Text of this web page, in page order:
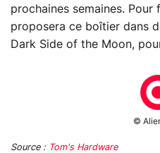
prochaines semaines. Pour
proposera ce boîtier dans
Dark Side of the Moon,
©
Source : Tom's Hardware